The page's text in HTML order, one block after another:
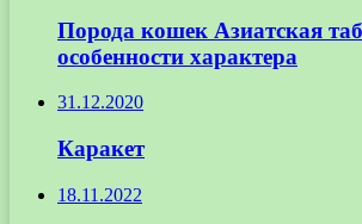
Порода кошек Азиатская
особенности характера
31.12.2020
Каракет
18.11.2022